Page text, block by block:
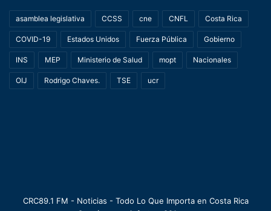
asamblea legislativa CCSS cne CNFL Costa Rica
COVID-19 Estados Unidos Fuerza Pública Gobierno
INS MEP Ministerio de Salud mopt Nacionales
OIJ Rodrigo Chaves. TSE ucr
CRC89.1 FM - Noticias - Todo Lo Que Importa en Costa Rica